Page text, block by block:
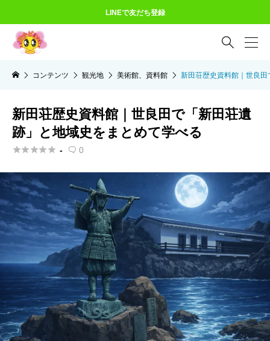
LINEで友だち登録

コンテンツ 観光地 美術館、資料館 新田荘歴史資料館｜世良
新田荘歴史資料館｜世良田で「新田荘遺
跡」と地域史をまとめて学べる
 -  0